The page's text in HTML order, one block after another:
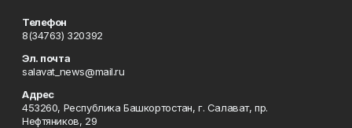
Телефон
8(34763) 320392
Эл. почта
salavat_news@mail.ru
Адрес
453260, Республика Башкортостан, г. Салават, пр.
Нефтяников, 29